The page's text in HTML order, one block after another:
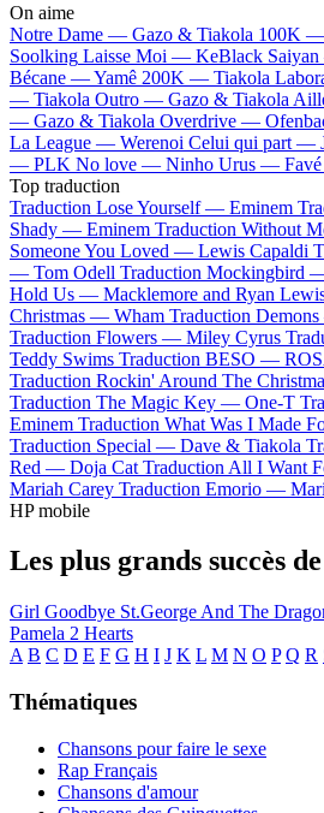
On aime
Notre Dame — Gazo & Tiakola 100K —
Soolking Laisse Moi — KeBlack
Bécane —Yamê 200K — Tiakola
— Tiakola Outro — Gazo & Tiakola
— Gazo & Tiakola Overdrive —
La League — Werenoi Celui qui part —
— PLK No love — Ninho Urus —
Top traduction
Traduction Lose Yourself — Eminem
Shady — Eminem Traduction Without
Someone You Loved — Lewis Capaldi
— Tom Odell Traduction Mockingbird
Hold Us — Macklemore and Ryan
Christmas — Wham Traduction
Traduction Flowers — Miley Cyrus
Teddy Swims Traduction BESO —
Traduction Rockin' Around The
Traduction The Magic Key — One-T
Eminem Traduction What Was I Made
Traduction Special — Dave & Tiakola
Red — Doja Cat Traduction All I Want
Mariah Carey Traduction Emorio —
HP mobile
Les plus grands succès
Girl Goodbye St.George And The
Pamela 2 Hearts
A B C D E F G H I J K L M N O P Q R
Thématiques
Chansons pour faire le sexe
Rap Français
Chansons d'amour